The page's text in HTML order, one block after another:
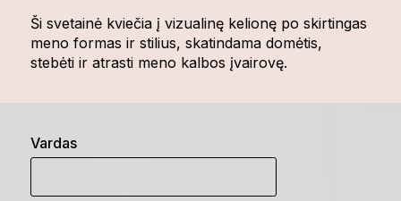
Ši svetainė kviečia į vizualinę kelionę po skirtingas
meno formas ir stilius, skatindama domėtis,
stebėti ir atrasti meno kalbos įvairovę.
Vardas